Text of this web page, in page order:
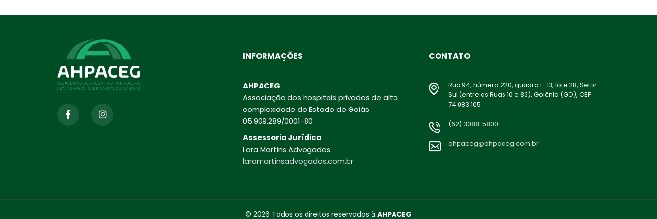
INFORMAÇÕES
AHPACEG
Associação dos hospitais privados de alta
complexidade do Estado de Goiás
05.909.289/0001-80
Assessoria Jurídica
Lara Martins Advogados
laramartinsadvogados.com.br
CONTATO
Rua 94, número 220, quadra F-13, lote 28, Setor
Sul (entre as Ruas 10 e 83), Goiânia (GO), CEP
74.083.105
(62) 3088-5800
ahpaceg@ahpaceg.com.br
© 2026 Todos os direitos reservados à AHPACEG